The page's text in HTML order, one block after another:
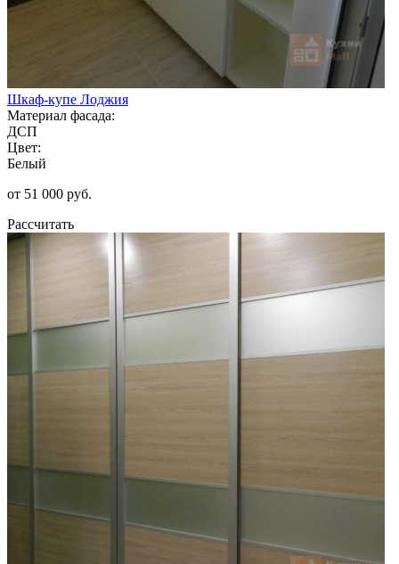
Шкаф-купе Лоджия
Материал фасада:
ДСП
Цвет:
Белый
от 51 000 руб.
Рассчитать